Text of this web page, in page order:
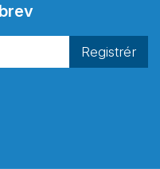
Registrér